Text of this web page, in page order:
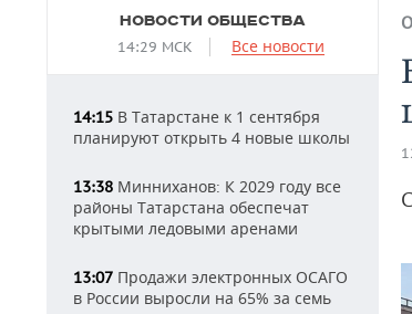
НОВОСТИ ОБЩЕСТВА
14:29 МСК Все новости
14:15 В Татарстане к 1 сентября
планируют открыть 4 новые школы
13:38 Минниханов: К 2029 году все
районы Татарстана обеспечат
крытыми ледовыми аренами
13:07 Продажи электронных ОСАГО
в России выросли на 65% за семь